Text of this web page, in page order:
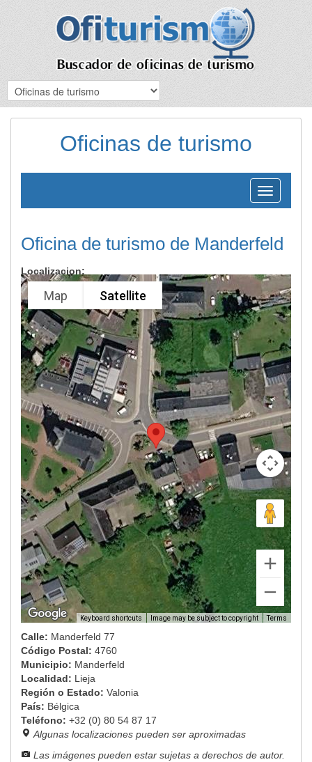
Oficinas de turismo
Toggle
navigation
Oficina de turismo de Manderfeld
Localizacion:
Map Satellite
Keyboard shortcuts Image may be subject to copyright Terms
Calle: Manderfeld 77
Código Postal: 4760
Municipio: Manderfeld
Localidad: Lieja
Región o Estado: Valonia
País: Bélgica
Teléfono: +32 (0) 80 54 87 17
Algunas localizaciones pueden ser aproximadas
Las imágenes pueden estar sujetas a derechos de autor.